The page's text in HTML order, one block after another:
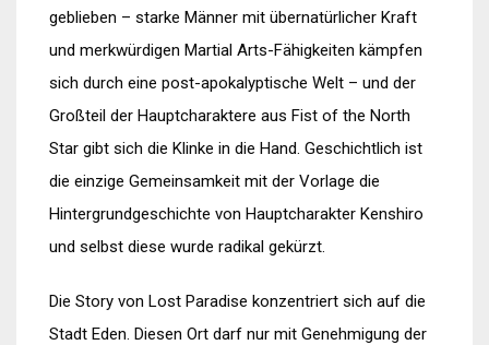
geblieben – starke Männer mit übernatürlicher Kraft
und merkwürdigen Martial Arts-Fähigkeiten kämpfen
sich durch eine post-apokalyptische Welt – und der
Großteil der Hauptcharaktere aus Fist of the North
Star gibt sich die Klinke in die Hand. Geschichtlich ist
die einzige Gemeinsamkeit mit der Vorlage die
Hintergrundgeschichte von Hauptcharakter Kenshiro
und selbst diese wurde radikal gekürzt.
Die Story von Lost Paradise konzentriert sich auf die
Stadt Eden. Diesen Ort darf nur mit Genehmigung der